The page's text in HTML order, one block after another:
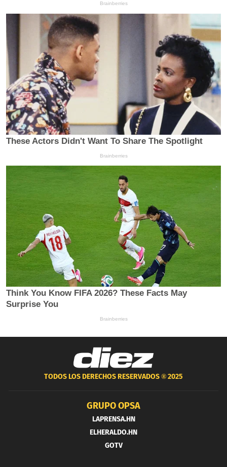
TODOS LOS DERECHOS RESERVADOS ®2025
GRUPO OPSA
LAPRENSA.HN
ELHERALDO.HN
GOTV